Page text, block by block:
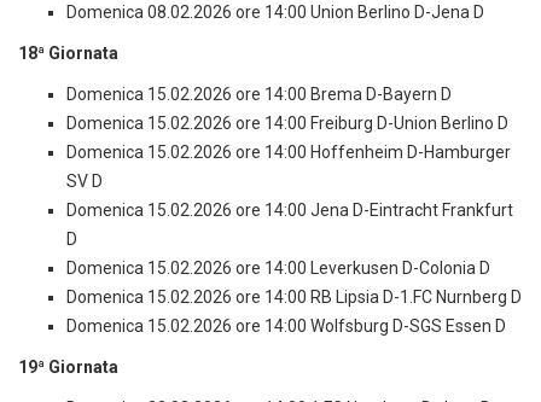
Domenica 08.02.2026 ore 14:00 Union Berlino D-Jena D
18ª Giornata
Domenica 15.02.2026 ore 14:00 Brema D-Bayern D
Domenica 15.02.2026 ore 14:00 Freiburg D-Union Berlino D
Domenica 15.02.2026 ore 14:00 Hoffenheim D-Hamburger
SV D
Domenica 15.02.2026 ore 14:00 Jena D-Eintracht Frankfurt
D
Domenica 15.02.2026 ore 14:00 Leverkusen D-Colonia D
Domenica 15.02.2026 ore 14:00 RB Lipsia D-1.FC Nurnberg D
Domenica 15.02.2026 ore 14:00 Wolfsburg D-SGS Essen D
19ª Giornata